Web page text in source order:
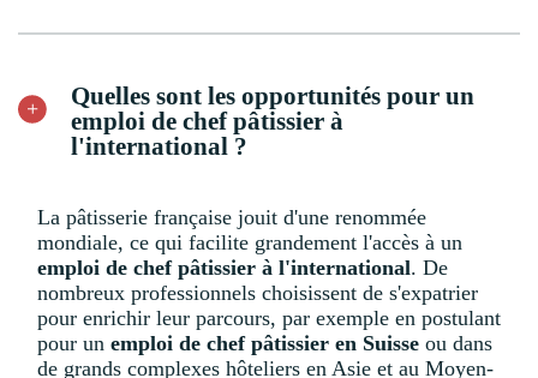
Quelles sont les opportunités pour un
emploi de chef pâtissier à
l'international ?
La pâtisserie française jouit d'une renommée
mondiale, ce qui facilite grandement l'accès à un
emploi de chef pâtissier à l'international. De
nombreux professionnels choisissent de s'expatrier
pour enrichir leur parcours, par exemple en postulant
pour un emploi de chef pâtissier en Suisse ou dans
de grands complexes hôteliers en Asie et au Moyen-